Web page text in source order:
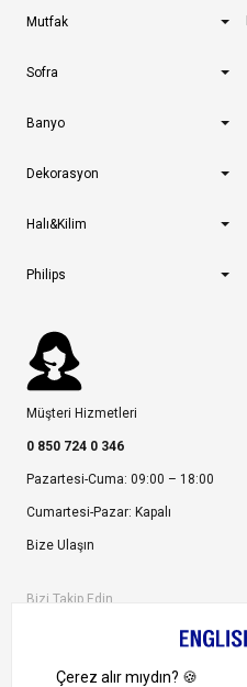
Mutfak
Sofra
Banyo
Dekorasyon
Halı&Kilim
Philips
Müşteri Hizmetleri
0 850 724 0 346
Pazartesi-Cuma: 09:00 – 18:00
Cumartesi-Pazar: Kapalı
Bize Ulaşın
Bizi Takip Edin